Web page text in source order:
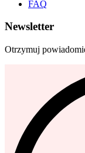
FAQ
Newsletter
Otrzymuj